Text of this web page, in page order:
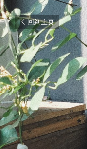
回到主页